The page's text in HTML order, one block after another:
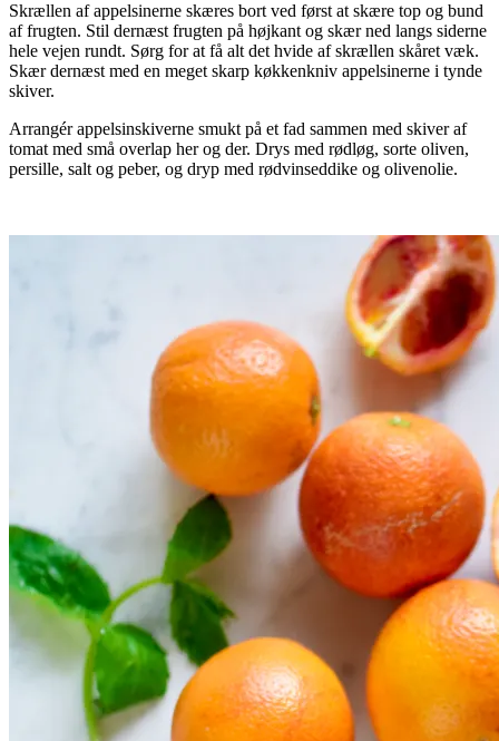
Skrællen af appelsinerne skæres bort ved først at skære top og bund
af frugten. Stil dernæst frugten på højkant og skær ned langs siderne
hele vejen rundt. Sørg for at få alt det hvide af skrællen skåret væk.
Skær dernæst med en meget skarp køkkenkniv appelsinerne i tynde
skiver.
Arrangér appelsinskiverne smukt på et fad sammen med skiver af
tomat med små overlap her og der. Drys med rødløg, sorte oliven,
persille, salt og peber, og dryp med rødvinseddike og olivenolie.